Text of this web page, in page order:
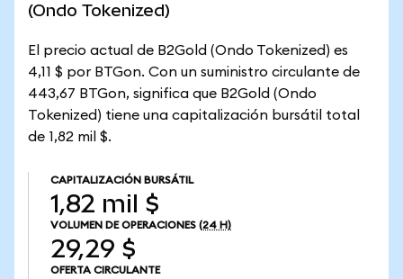
(Ondo Tokenized)
El precio actual de B2Gold (Ondo Tokenized) es
4,11 $ por BTGon. Con un suministro circulante de
443,67 BTGon, significa que B2Gold (Ondo
Tokenized) tiene una capitalización bursátil total
de 1,82 mil $.
CAPITALIZACIÓN BURSÁTIL
1,82 mil $
VOLUMEN DE OPERACIONES (24 H)
29,29 $
OFERTA CIRCULANTE